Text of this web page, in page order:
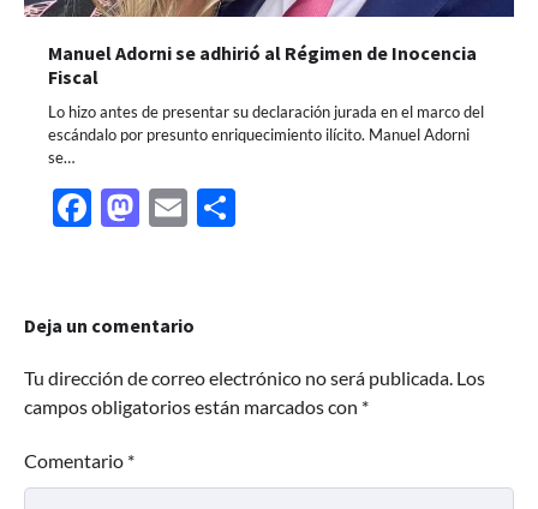
Manuel Adorni se adhirió al Régimen de Inocencia
Fiscal
Lo hizo antes de presentar su declaración jurada en el marco del
escándalo por presunto enriquecimiento ilícito. Manuel Adorni
se…
Facebook
Mastodon
Email
Deja un comentario
Tu dirección de correo electrónico no será publicada. Los
campos obligatorios están marcados con *
Comentario *